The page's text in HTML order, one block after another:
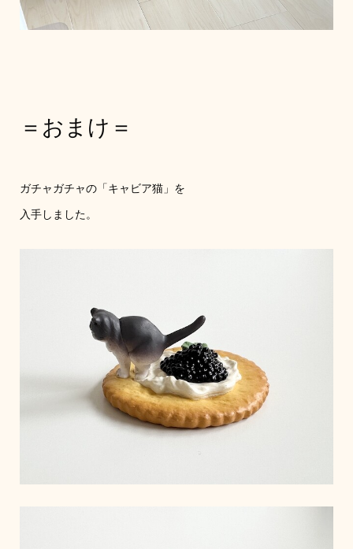
＝おまけ＝
ガチャガチャの「キャビア猫」を
入手しました。